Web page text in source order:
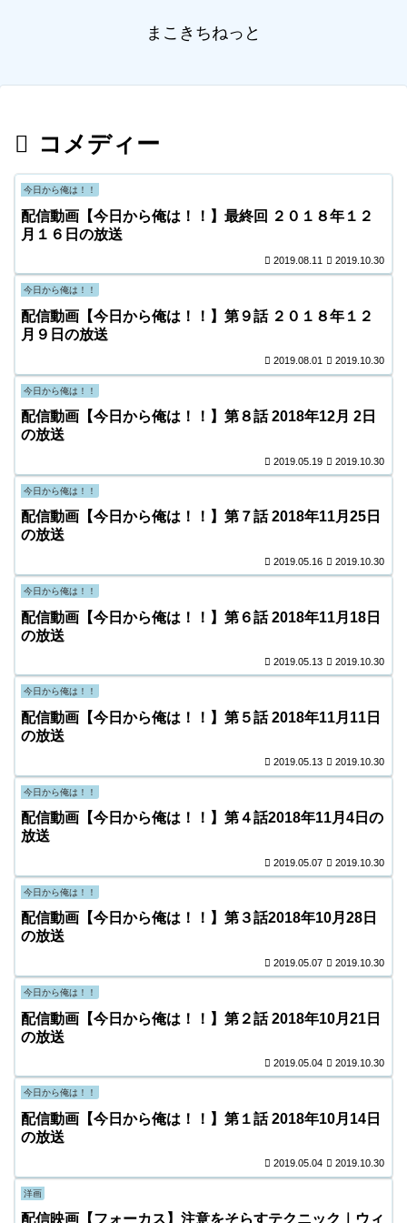
まこきちねっと
コメディー
今日から俺は！！
配信動画【今日から俺は！！】最終回 ２０１８年１２
月１６日の放送
2019.08.11 2019.10.30
今日から俺は！！
配信動画【今日から俺は！！】第９話 ２０１８年１２
月９日の放送
2019.08.01 2019.10.30
今日から俺は！！
配信動画【今日から俺は！！】第８話 2018年12月 2日
の放送
2019.05.19 2019.10.30
今日から俺は！！
配信動画【今日から俺は！！】第７話 2018年11月25日
の放送
2019.05.16 2019.10.30
今日から俺は！！
配信動画【今日から俺は！！】第６話 2018年11月18日
の放送
2019.05.13 2019.10.30
今日から俺は！！
配信動画【今日から俺は！！】第５話 2018年11月11日
の放送
2019.05.13 2019.10.30
今日から俺は！！
配信動画【今日から俺は！！】第４話2018年11月4日の
放送
2019.05.07 2019.10.30
今日から俺は！！
配信動画【今日から俺は！！】第３話2018年10月28日
の放送
2019.05.07 2019.10.30
今日から俺は！！
配信動画【今日から俺は！！】第２話 2018年10月21日
の放送
2019.05.04 2019.10.30
今日から俺は！！
配信動画【今日から俺は！！】第１話 2018年10月14日
の放送
2019.05.04 2019.10.30
洋画
配信映画【フォーカス】注意をそらすテクニック｜ウィ